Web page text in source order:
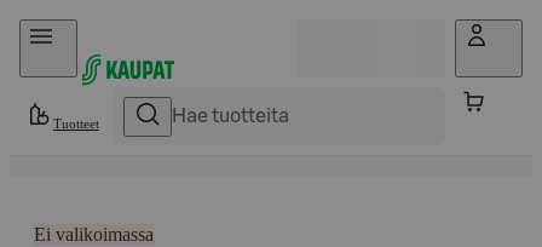
Hyppää sisältöön
Tuotteet
Ei valikoimassa